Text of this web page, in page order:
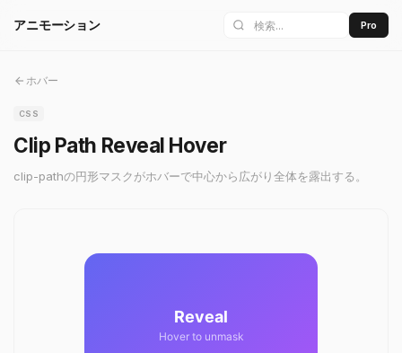
アニモーション Pro
ホバー
CSS
Clip Path Reveal Hover
clip-pathの円形マスクがホバーで中心から広がり全体を露出する。